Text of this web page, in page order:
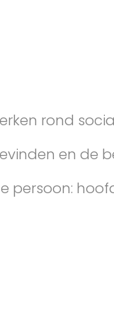
rond
en de
persoon: